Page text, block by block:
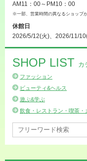
AM11：00～PM10：00
※一部、営業時間の異なるショップが
休館日
2026/5/12(火)、2026/11/
SHOP LIST カ
ファッション
ビューティ&ヘルス
遊ぶ&学ぶ
飲食・レストラン・喫茶・